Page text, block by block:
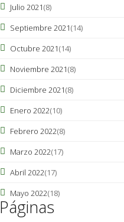
Julio 2021(8)
Septiembre 2021(14)
Octubre 2021(14)
Noviembre 2021(8)
Diciembre 2021(8)
Enero 2022(10)
Febrero 2022(8)
Marzo 2022(17)
Abril 2022(17)
Mayo 2022(18)
Páginas